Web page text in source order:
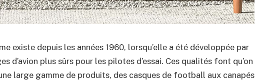
existe depuis les années 1960, lorsqu’elle a été développée par
d’avion plus sûrs pour les pilotes d’essai. Ces qualités font qu’on
large gamme de produits, des casques de football aux canapés